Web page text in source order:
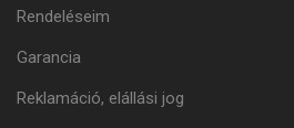
Rendeléseim
Garancia
Reklamáció, elállási jog